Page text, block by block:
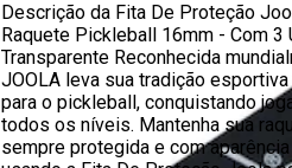
Descrição da Fita De Proteção
Raquete Pickleball 16mm - Com 3
Transparente Reconhecida
JOOLA leva sua tradição
para o pickleball, conquistando
todos os níveis. Mantenha sua
sempre protegida e com